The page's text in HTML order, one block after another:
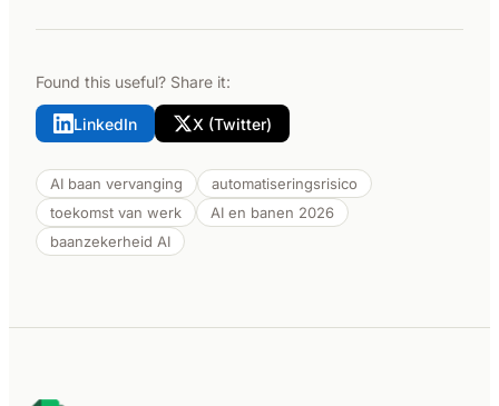
Found this useful? Share it:
LinkedIn X (Twitter)
AI baan vervanging
automatiseringsrisico
toekomst van werk
AI en banen 2026
baanzekerheid AI